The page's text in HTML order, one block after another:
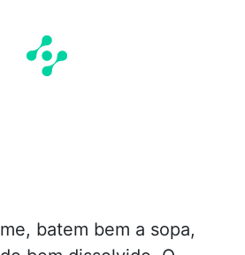
batem bem a sopa,